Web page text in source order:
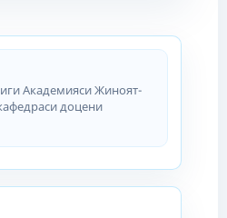
Академияси Жиноят-
доцени